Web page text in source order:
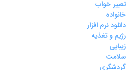
تعبیر خواب
خانواده
دانلود نرم افزار
رژیم و تغذیه
زیبایی
سلامت
گردشگری